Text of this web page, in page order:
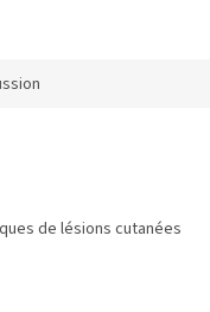
de lésions cutanées